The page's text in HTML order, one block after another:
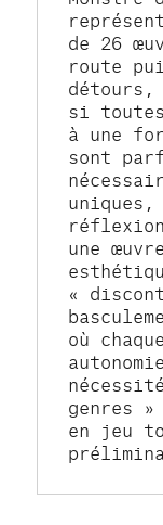
de 26
route
si
à une
sont
une
«
où
genres
en jeu